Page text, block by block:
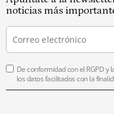
noticias más
De conformidad con el RGPD y
los datos facilitados con la